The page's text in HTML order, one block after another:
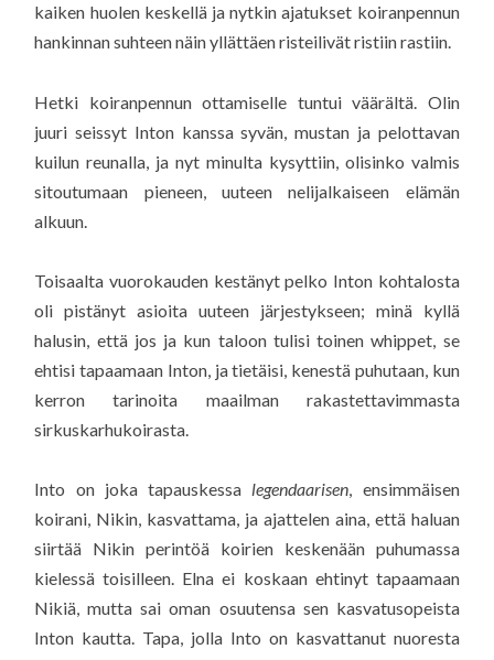
kaiken huolen keskellä ja nytkin ajatukset koiranpennun
hankinnan suhteen näin yllättäen risteilivät ristiin rastiin.
Hetki koiranpennun ottamiselle tuntui väärältä. Olin
juuri seissyt Inton kanssa syvän, mustan ja pelottavan
kuilun reunalla, ja nyt minulta kysyttiin, olisinko valmis
sitoutumaan pieneen, uuteen nelijalkaiseen elämän
alkuun.
Toisaalta vuorokauden kestänyt pelko Inton kohtalosta
oli pistänyt asioita uuteen järjestykseen; minä kyllä
halusin, että jos ja kun taloon tulisi toinen whippet, se
ehtisi tapaamaan Inton, ja tietäisi, kenestä puhutaan, kun
kerron tarinoita maailman rakastettavimmasta
sirkuskarhukoirasta.
Into on joka tapauskessa legendaarisen, ensimmäisen
koirani, Nikin, kasvattama, ja ajattelen aina, että haluan
siirtää Nikin perintöä koirien keskenään puhumassa
kielessä toisilleen. Elna ei koskaan ehtinyt tapaamaan
Nikiä, mutta sai oman osuutensa sen kasvatusopeista
Inton kautta. Tapa, jolla Into on kasvattanut nuoresta